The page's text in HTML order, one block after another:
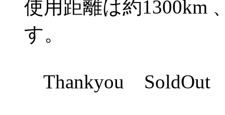
使用距離は約1300km
す。
Thankyou SoldOut